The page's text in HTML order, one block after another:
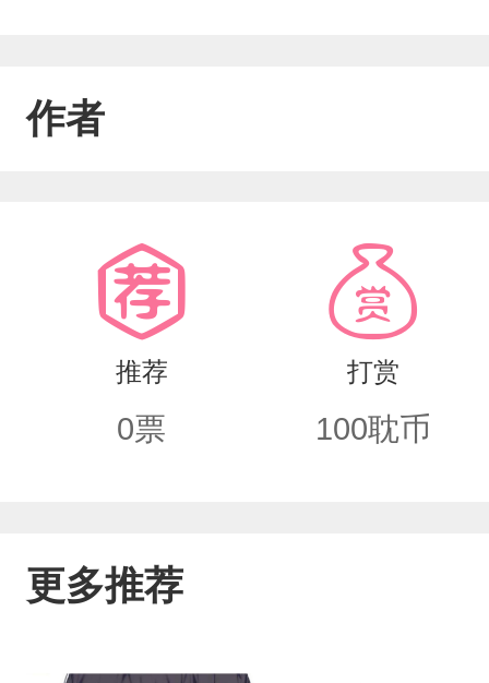
情另有隐情。找到真相的过程中顺便
作者
推荐
0票
打赏
100耽币
更多推荐